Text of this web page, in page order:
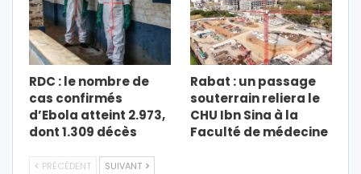
RDC : le nombre de
cas confirmés
d’Ebola atteint 2.973,
dont 1.309 décès
Rabat : un passage
souterrain reliera le
CHU Ibn Sina à la
Faculté de médecine
PRÉCÉDENT SUIVANT